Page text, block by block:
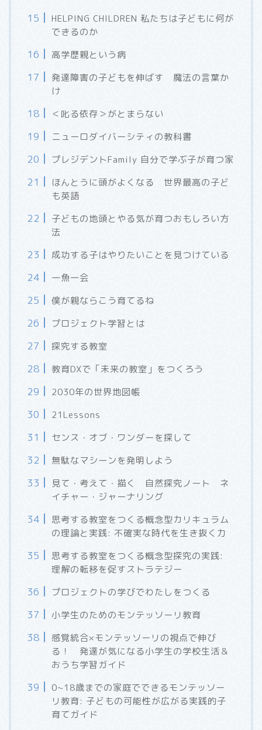
HELPING CHILDREN 私たちは子どもに何が
できるのか
高学歴親という病
発達障害の子どもを伸ばす 魔法の言葉か
け
＜叱る依存＞がとまらない
ニューロダイバーシティの教科書
プレジデントFamily 自分で学ぶ子が育つ家
ほんとうに頭がよくなる 世界最高の子ど
も英語
子どもの地頭とやる気が育つおもしろい方
法
成功する子はやりたいことを見つけている
一魚一会
僕が親ならこう育てるね
プロジェクト学習とは
探究する教室
教育DXで「未来の教室」をつくろう
2030年の世界地図帳
21Lessons
センス・オブ・ワンダーを探して
無駄なマシーンを発明しよう
見て・考えて・描く 自然探究ノート ネ
イチャー・ジャーナリング
思考する教室をつくる概念型カリキュラム
の理論と実践: 不確実な時代を生き抜く力
思考する教室をつくる概念型探究の実践:
理解の転移を促すストラテジー
プロジェクトの学びでわたしをつくる
小学生のためのモンテッソーリ教育
感覚統合×モンテッソーリの視点で伸び
る！ 発達が気になる小学生の学校生活＆
おうち学習ガイド
0~18歳までの家庭でできるモンテッソー
リ教育: 子どもの可能性が広がる実践的子
育てガイド